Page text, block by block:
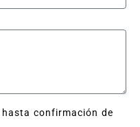
confirmación de